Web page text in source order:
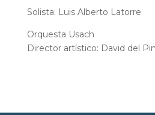
Solista: Luis Alberto Latorre
Orquesta Usach
Director artístico: David del